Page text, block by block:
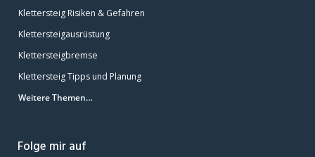
Klettersteig Risiken & Gefahren
Klettersteigausrüstung
Klettersteigbremse
Klettersteig Tipps und Planung
Weitere Themen…
Folge mir auf